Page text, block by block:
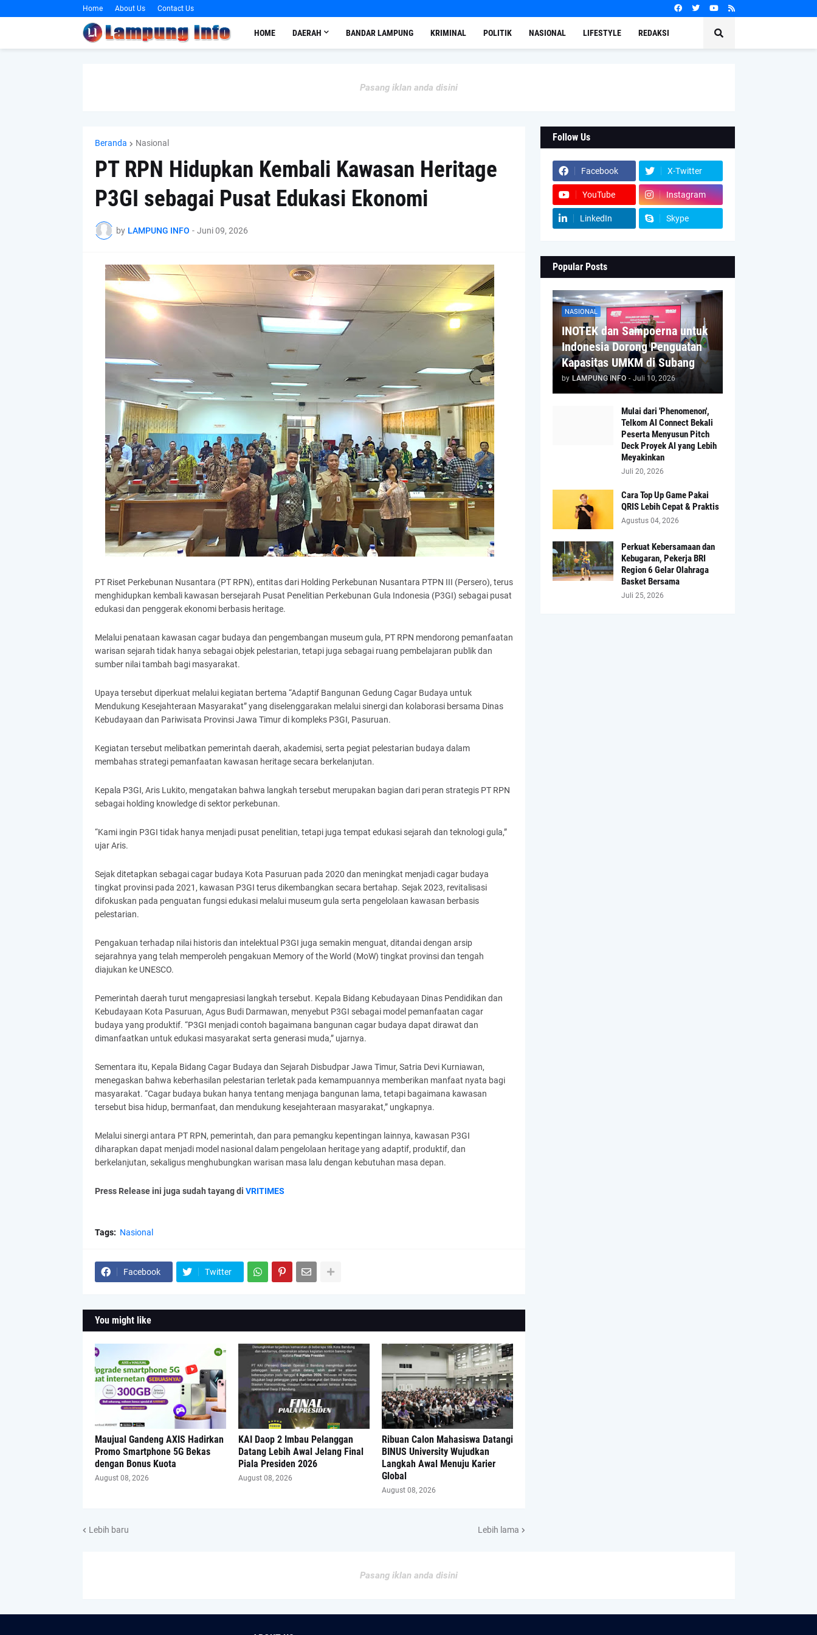
Home About Us Contact Us
HOME DAERAH BANDAR LAMPUNG KRIMINAL POLITIK NASIONAL LIFESTYLE REDAKSI
Pasang iklan anda disini
Beranda Nasional
PT RPN Hidupkan Kembali Kawasan Heritage
P3GI sebagai Pusat Edukasi Ekonomi
by LAMPUNG INFO - Juni 09, 2026
PT Riset Perkebunan Nusantara (PT RPN), entitas dari Holding Perkebunan Nusantara PTPN III (Persero), terus
menghidupkan kembali kawasan bersejarah Pusat Penelitian Perkebunan Gula Indonesia (P3GI) sebagai pusat
edukasi dan penggerak ekonomi berbasis heritage.
Melalui penataan kawasan cagar budaya dan pengembangan museum gula, PT RPN mendorong pemanfaatan
warisan sejarah tidak hanya sebagai objek pelestarian, tetapi juga sebagai ruang pembelajaran publik dan
sumber nilai tambah bagi masyarakat.
Upaya tersebut diperkuat melalui kegiatan bertema “Adaptif Bangunan Gedung Cagar Budaya untuk
Mendukung Kesejahteraan Masyarakat” yang diselenggarakan melalui sinergi dan kolaborasi bersama Dinas
Kebudayaan dan Pariwisata Provinsi Jawa Timur di kompleks P3GI, Pasuruan.
Kegiatan tersebut melibatkan pemerintah daerah, akademisi, serta pegiat pelestarian budaya dalam
membahas strategi pemanfaatan kawasan heritage secara berkelanjutan.
Kepala P3GI, Aris Lukito, mengatakan bahwa langkah tersebut merupakan bagian dari peran strategis PT RPN
sebagai holding knowledge di sektor perkebunan.
“Kami ingin P3GI tidak hanya menjadi pusat penelitian, tetapi juga tempat edukasi sejarah dan teknologi gula,”
ujar Aris.
Sejak ditetapkan sebagai cagar budaya Kota Pasuruan pada 2020 dan meningkat menjadi cagar budaya
tingkat provinsi pada 2021, kawasan P3GI terus dikembangkan secara bertahap. Sejak 2023, revitalisasi
difokuskan pada penguatan fungsi edukasi melalui museum gula serta pengelolaan kawasan berbasis
pelestarian.
Pengakuan terhadap nilai historis dan intelektual P3GI juga semakin menguat, ditandai dengan arsip
sejarahnya yang telah memperoleh pengakuan Memory of the World (MoW) tingkat provinsi dan tengah
diajukan ke UNESCO.
Pemerintah daerah turut mengapresiasi langkah tersebut. Kepala Bidang Kebudayaan Dinas Pendidikan dan
Kebudayaan Kota Pasuruan, Agus Budi Darmawan, menyebut P3GI sebagai model pemanfaatan cagar
budaya yang produktif. “P3GI menjadi contoh bagaimana bangunan cagar budaya dapat dirawat dan
dimanfaatkan untuk edukasi masyarakat serta generasi muda,” ujarnya.
Sementara itu, Kepala Bidang Cagar Budaya dan Sejarah Disbudpar Jawa Timur, Satria Devi Kurniawan,
menegaskan bahwa keberhasilan pelestarian terletak pada kemampuannya memberikan manfaat nyata bagi
masyarakat. “Cagar budaya bukan hanya tentang menjaga bangunan lama, tetapi bagaimana kawasan
tersebut bisa hidup, bermanfaat, dan mendukung kesejahteraan masyarakat,” ungkapnya.
Melalui sinergi antara PT RPN, pemerintah, dan para pemangku kepentingan lainnya, kawasan P3GI
diharapkan dapat menjadi model nasional dalam pengelolaan heritage yang adaptif, produktif, dan
berkelanjutan, sekaligus menghubungkan warisan masa lalu dengan kebutuhan masa depan.
Press Release ini juga sudah tayang di VRITIMES
Tags: Nasional
Facebook Twitter
You might like
Maujual Gandeng AXIS Hadirkan
Promo Smartphone 5G Bekas
dengan Bonus Kuota
August 08, 2026
KAI Daop 2 Imbau Pelanggan
Datang Lebih Awal Jelang Final
Piala Presiden 2026
August 08, 2026
Ribuan Calon Mahasiswa Datangi
BINUS University Wujudkan
Langkah Awal Menuju Karier
Global
August 08, 2026
Lebih baru Lebih lama
Follow Us
Facebook X-Twitter
YouTube Instagram
LinkedIn Skype
Popular Posts
NASIONAL
INOTEK dan Sampoerna untuk
Indonesia Dorong Penguatan
Kapasitas UMKM di Subang
by LAMPUNG INFO - Juli 10, 2026
Mulai dari 'Phenomenon',
Telkom AI Connect Bekali
Peserta Menyusun Pitch
Deck Proyek AI yang Lebih
Meyakinkan
Juli 20, 2026
Cara Top Up Game Pakai
QRIS Lebih Cepat & Praktis
Agustus 04, 2026
Perkuat Kebersamaan dan
Kebugaran, Pekerja BRI
Region 6 Gelar Olahraga
Basket Bersama
Juli 25, 2026
Pasang iklan anda disini